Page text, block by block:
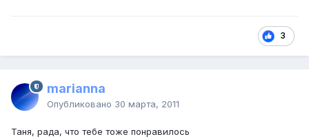
3
marianna
Опубликовано 30 марта, 2011
Таня, рада, что тебе тоже понравилось